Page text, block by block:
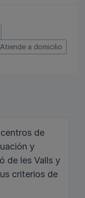
Atiende a domicilio
de
y
de les Valls y
criterios de